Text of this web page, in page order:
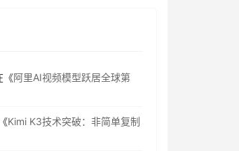
《阿里AI视频模型跃居全球第
Kimi K3技术突破：非简单复制